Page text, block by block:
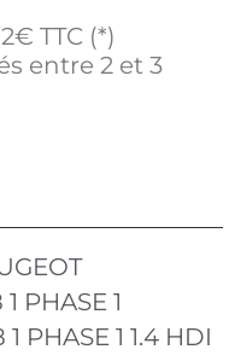
TTC (*)
entre 2 et 3
PHASE 1
1 PHASE 1 1.4 HDI